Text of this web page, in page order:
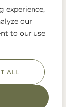
experience,
our
to our use
ALL
Köpvillkor